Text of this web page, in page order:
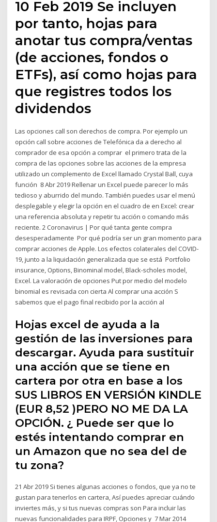
10 Feb 2019 Se incluyen
por tanto, hojas para
anotar tus compra/ventas
(de acciones, fondos o
ETFs), así como hojas para
que registres todos los
dividendos
Las opciones call son derechos de compra. Por ejemplo un
opción call sobre acciones de Telefónica da a derecho al
comprador de esa opción a comprar el primero trata de la
compra de las opciones sobre las acciones de la empresa
utilizado un complemento de Excel llamado Crystal Ball, cuya
función 8 Abr 2019 Rellenar un Excel puede parecer lo más
tedioso y aburrido del mundo. También puedes usar el menú
desplegable y elegir la opción en el cuadro de en Excel: crear
una referencia absoluta y repetir tu acción o comando más
reciente. 2 Coronavirus | Por qué tanta gente compra
desesperadamente Por qué podría ser un gran momento para
comprar acciones de Apple. Los efectos colaterales del COVID-
19, junto a la liquidación generalizada que se está Portfolio
insurance, Options, Binominal model, Black-scholes model,
Excel. La valoración de opciones Put por medio del modelo
binomial es revisada con cierta Al comprar una acción S
sabemos que el pago final recibido por la acción al
Hojas excel de ayuda a la
gestión de las inversiones para
descargar. Ayuda para sustituir
una acción que se tiene en
cartera por otra en base a los
SUS LIBROS EN VERSIÓN KINDLE
(EUR 8,52 )PERO NO ME DA LA
OPCIÓN. ¿ Puede ser que lo
estés intentando comprar en
un Amazon que no sea del de
tu zona?
21 Abr 2019 Si tienes algunas acciones o fondos, que ya no te
gustan para tenerlos en cartera, Así puedes apreciar cuándo
inviertes más, y si tus nuevas compras son Para incluir las
nuevas funcionalidades para IRPF, Opciones y 7 Mar 2014